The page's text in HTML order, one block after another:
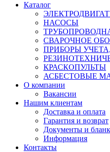
Каталог
НАСОСЫ
СВАРОЧНОЕ
ПРИБОРЫ
КРАСКОПУЛЬТЫ
АСБЕСТОВЫЕ
О компании
Вакансии
Нашим клиентам
Доставка и оплата
Гарантия и возврат
Документы и
Информация
Контакты